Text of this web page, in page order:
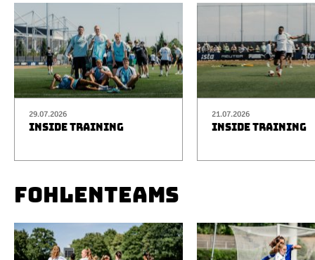
29.07.2026
INSIDE TRAINING
21.07.2026
INSIDE TRAINING
FOHLENTEAMS